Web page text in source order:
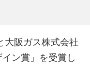
大阪ガス株式会社
ン賞」を受賞し